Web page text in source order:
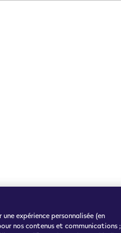
expérience personnalisée (en
nos contenus et communications ;